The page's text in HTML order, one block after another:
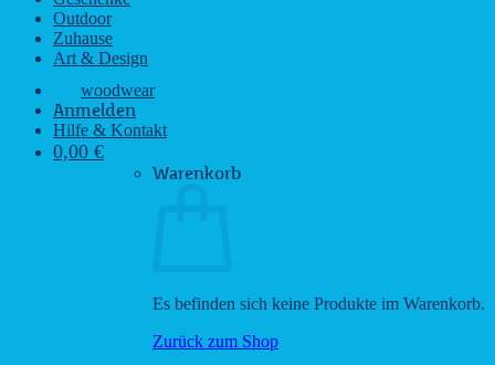
Outdoor
Zuhause
Art & Design
woodwear
Anmelden
Hilfe & Kontakt
0,00 €
Warenkorb
Es befinden sich keine Produkte im Warenkorb.
Zurück zum Shop